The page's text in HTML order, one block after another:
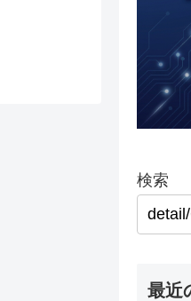
検索
最近